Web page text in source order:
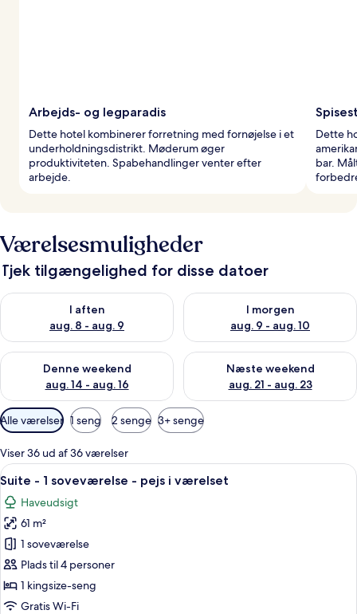
Arbejds- og legparadis
Dette hotel kombinerer forretning med fornøjelse i et
underholdningsdistrikt. Møderum øger
produktiviteten. Spabehandlinger venter efter
arbejde.
Dette
bar.
Værelsesmuligheder
Tjek tilgængelighed for disse datoer
I aften
aug. 8 - aug. 9
Tjek tilgængelighed for i aften aug. 8 - aug. 9
I morgen
aug. 9 - aug. 10
Tjek tilgængelighed for i
Denne weekend
aug. 14 - aug. 16
Tjek tilgængelighed for denne weekend aug. 14 - aug. 16
Næste weekend
aug. 21 - aug. 23
Tjek tilgængelighed for næste
Tilgængelige
filtre
for
værelser
Alle værelser 1 seng 2 senge 3+ senge
Viser 36 ud af 36 værelser
Indlæs
alle
billeder
af
Suite
-
1
soveværelse
En stue med sofa, lænestole, et
6
Suite - 1 soveværelse - pejs i værelset
Haveudsigt
61 m²
1 soveværelse
Plads til 4 personer
1 kingsize-seng
Gratis Wi-Fi